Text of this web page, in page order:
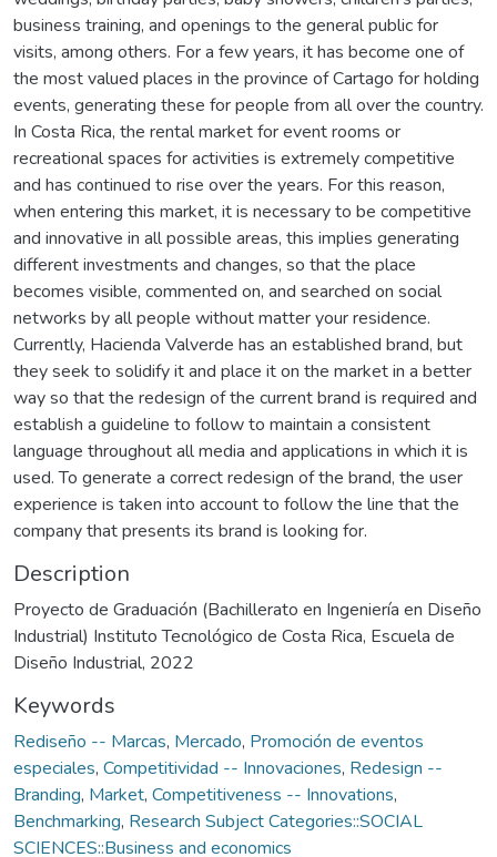
business training, and openings to the general public for
visits, among others. For a few years, it has become one of
the most valued places in the province of Cartago for holding
events, generating these for people from all over the country.
In Costa Rica, the rental market for event rooms or
recreational spaces for activities is extremely competitive
and has continued to rise over the years. For this reason,
when entering this market, it is necessary to be competitive
and innovative in all possible areas, this implies generating
different investments and changes, so that the place
becomes visible, commented on, and searched on social
networks by all people without matter your residence.
Currently, Hacienda Valverde has an established brand, but
they seek to solidify it and place it on the market in a better
way so that the redesign of the current brand is required and
establish a guideline to follow to maintain a consistent
language throughout all media and applications in which it is
used. To generate a correct redesign of the brand, the user
experience is taken into account to follow the line that the
company that presents its brand is looking for.
Description
Proyecto de Graduación (Bachillerato en Ingeniería en Diseño
Industrial) Instituto Tecnológico de Costa Rica, Escuela de
Diseño Industrial, 2022
Keywords
Rediseño -- Marcas, Mercado, Promoción de eventos
especiales, Competitividad -- Innovaciones, Redesign --
Branding, Market, Competitiveness -- Innovations,
Benchmarking, Research Subject Categories::SOCIAL
SCIENCES::Business and economics